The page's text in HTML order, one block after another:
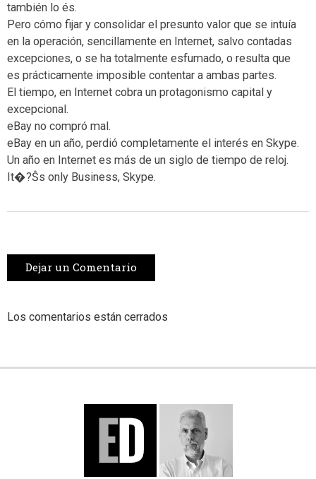
también lo és.
Pero cómo fijar y consolidar el presunto valor que se intuía
en la operación, sencillamente en Internet, salvo contadas
excepciones, o se ha totalmente esfumado, o resulta que
es prácticamente imposible contentar a ambas partes.
El tiempo, en Internet cobra un protagonismo capital y
excepcional.
eBay no compró mal.
eBay en un año, perdió completamente el interés en Skype.
Un año en Internet es más de un siglo de tiempo de reloj.
It�?Ŝs only Business, Skype.
Dejar un Comentario
Los comentarios están cerrados